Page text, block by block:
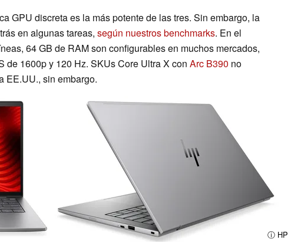
GPU discreta es la más potente de las tres. Sin embargo, la
en algunas tareas, según nuestros benchmarks. En el
64 GB de RAM son configurables en muchos mercados,
de 1600p y 120 Hz. SKUs Core Ultra X con Arc B390 no
EE.UU., sin embargo.
ⓘ HP